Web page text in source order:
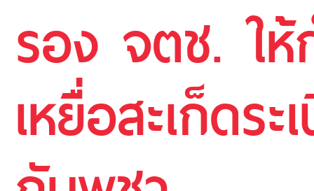
รอง จตช. ให้
เหยื่อสะเก็ดร